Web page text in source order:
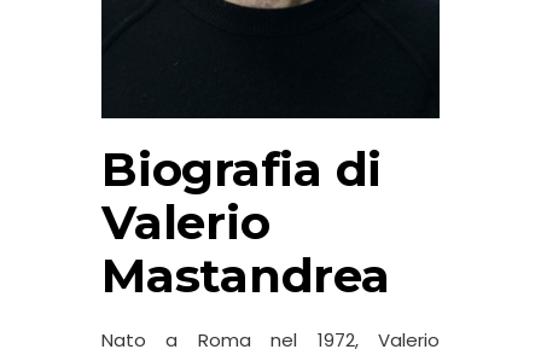
Biografia di
Valerio
Mastandrea
Nato a Roma nel 1972, Valerio